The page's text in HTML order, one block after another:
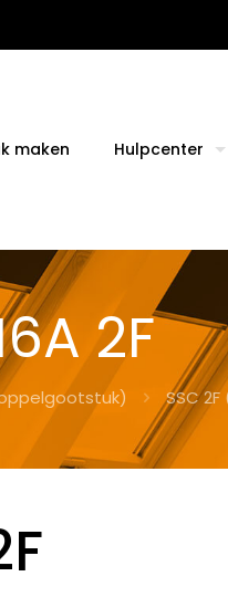
maken Hulpcenter
2F
SSC